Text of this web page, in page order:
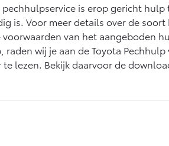
pechhulpservice is erop gericht hulp
is. Voor meer details over de
van het aangeboden
raden wij je aan de Toyota
lezen. Bekijk daarvoor de